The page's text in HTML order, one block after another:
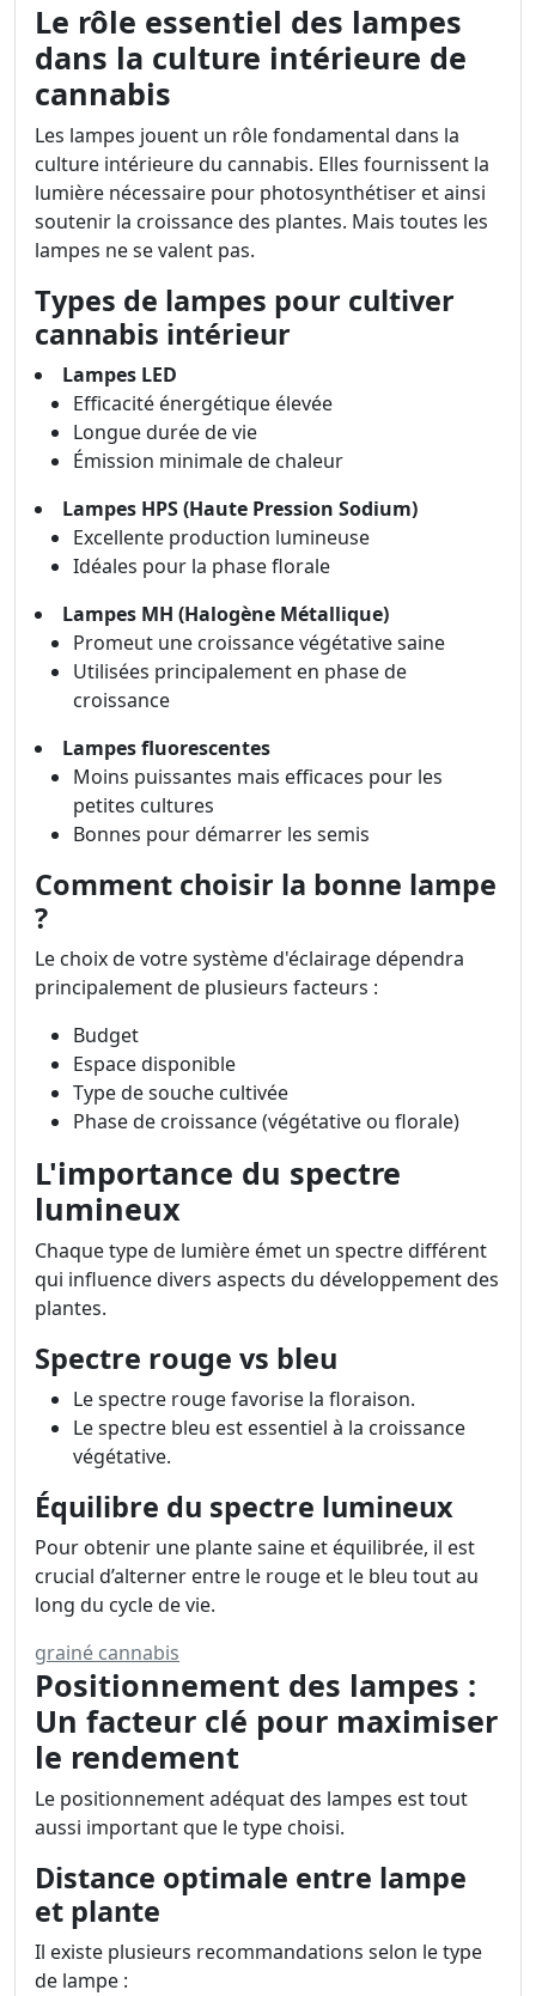
Le rôle essentiel des lampes
dans la culture intérieure de
cannabis
Les lampes jouent un rôle fondamental dans la
culture intérieure du cannabis. Elles fournissent la
lumière nécessaire pour photosynthétiser et ainsi
soutenir la croissance des plantes. Mais toutes les
lampes ne se valent pas.
Types de lampes pour cultiver
cannabis intérieur
Lampes LED
Efficacité énergétique élevée
Longue durée de vie
Émission minimale de chaleur
Lampes HPS (Haute Pression Sodium)
Excellente production lumineuse
Idéales pour la phase florale
Lampes MH (Halogène Métallique)
Promeut une croissance végétative saine
Utilisées principalement en phase de
croissance
Lampes fluorescentes
Moins puissantes mais efficaces pour les
petites cultures
Bonnes pour démarrer les semis
Comment choisir la bonne lampe
?
Le choix de votre système d'éclairage dépendra
principalement de plusieurs facteurs :
Budget
Espace disponible
Type de souche cultivée
Phase de croissance (végétative ou florale)
L'importance du spectre
lumineux
Chaque type de lumière émet un spectre différent
qui influence divers aspects du développement des
plantes.
Spectre rouge vs bleu
Le spectre rouge favorise la floraison.
Le spectre bleu est essentiel à la croissance
végétative.
Équilibre du spectre lumineux
Pour obtenir une plante saine et équilibrée, il est
crucial d’alterner entre le rouge et le bleu tout au
long du cycle de vie.
grainé cannabis
Positionnement des lampes :
Un facteur clé pour maximiser
le rendement
Le positionnement adéquat des lampes est tout
aussi important que le type choisi.
Distance optimale entre lampe
et plante
Il existe plusieurs recommandations selon le type
de lampe :